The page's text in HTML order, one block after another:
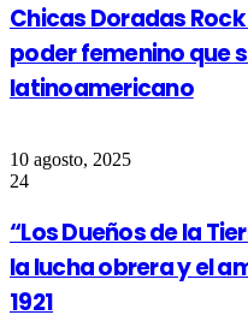
Chicas Doradas
poder femenino que
latinoamericano
10 agosto, 2025
24
“Los Dueños de la
la lucha obrera y el
1921